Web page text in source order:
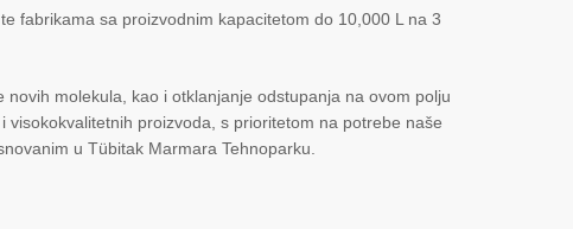
fabrikama sa proizvodnim kapacitetom do 10,000 L na 3
molekula, kao i otklanjanje odstupanja na ovom polju
proizvoda, s prioritetom na potrebe naše
u Tübitak Marmara Tehnoparku.